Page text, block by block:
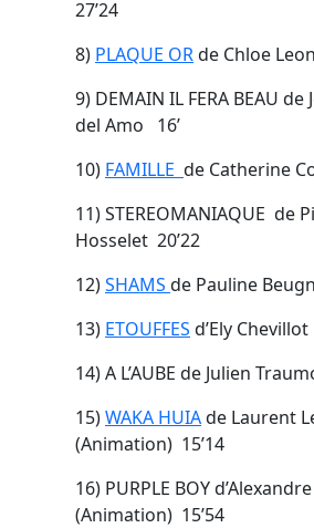
27’24
8) PLAQUE ORde Chloe
9) DEMAIN IL FERA BEAU
del Amo 16’
10) FAMILLE de Catherine
11) STEREOMANIAQUE de
Hosselet 20’22
12)SHAMS de Pauline
13) ETOUFFES d’Ely
14) A L’AUBE de Julien
15)WAKA HUIAde Laurent
(Animation) 15’14
16) PURPLE BOY
(Animation) 15’54